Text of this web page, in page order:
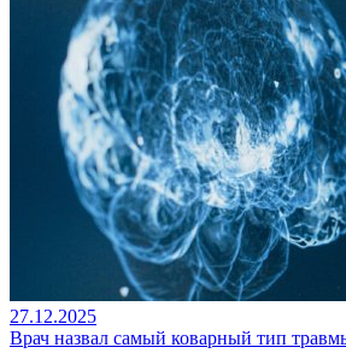
27.12.2025
Врач назвал самый коварный тип